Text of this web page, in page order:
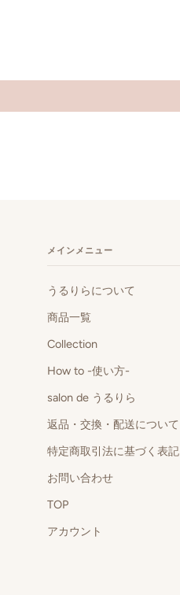
メインメニュー
うるりらについて
商品一覧
Collection
How to -使い方-
salon de うるりら
返品・交換・配送について
特定商取引法に基づく表記
お問い合わせ
TOP
アカウント